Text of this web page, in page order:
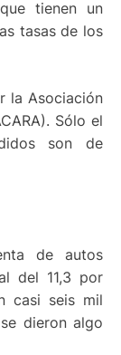
tienen un
tasas de los
la Asociación
Sólo el
son de
de autos
del 11,3 por
casi seis mil
dieron algo